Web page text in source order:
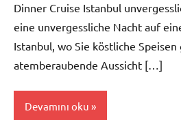
Dinner Cruise Istanbul
eine unvergessliche Nacht auf
Istanbul, wo Sie köstliche
atemberaubende Aussicht […]
Devamını oku